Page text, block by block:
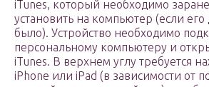
iTunes, который необходимо
установить на компьютер (если его
было). Устройство необходимо
персональному компьютеру и
iTunes. В верхнем углу требуется
iPhone или iPad (в зависимости от